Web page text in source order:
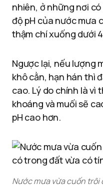
nhiên, ở những nơi
độ pH của nước mưa
thậm chí xuống dưới
Ngược lại, nếu lượng
khô cằn, hạn hán thì
cao. Lý do chính là vì
khoáng và muối sẽ
pH cao hơn.
Nước mưa vừa cuốn trôi